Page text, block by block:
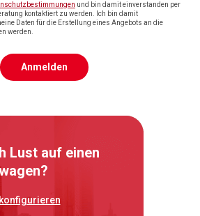
und bin damit einverstanden per
kontaktiert zu werden. Ich bin damit
Daten für die Erstellung eines Angebots an die
werden.
Anmelden
Lust auf einen